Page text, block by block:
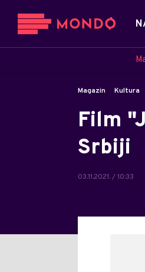
Magazin Kultura
Film
Srbiji
03.11.2021. / 10:33